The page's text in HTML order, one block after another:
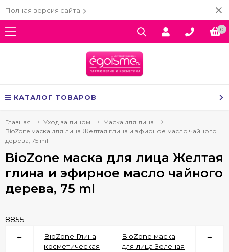
Полная версия сайта
0
КАТАЛОГ ТОВАРОВ
Главная Уход за лицом
Маска для лица
BioZone маска для лица Желтая глина и эфирное масло чайного
дерева, 75 ml
BioZone маска для лица Желтая
глина и эфирное масло чайного
дерева, 75 ml
8855
←
BioZone Глина
косметическая
BioZone маска
для лица Зеленая
→